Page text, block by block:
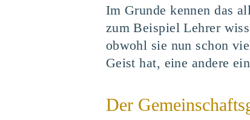
Im Grunde kennen das
zum Beispiel Lehrer
obwohl sie nun schon
Geist hat, eine andere
Der